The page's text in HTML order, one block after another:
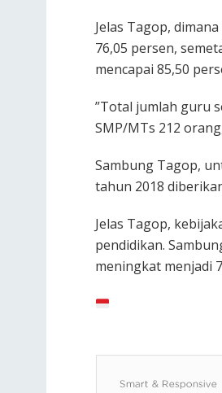
Jelas Tagop,
76,05 persen,
mencapai 85,50
”Total jumlah guru
SMP/MTs 212
Sambung Tagop,
tahun 2018
Jelas Tagop,
pendidikan.
meningkat menjadi